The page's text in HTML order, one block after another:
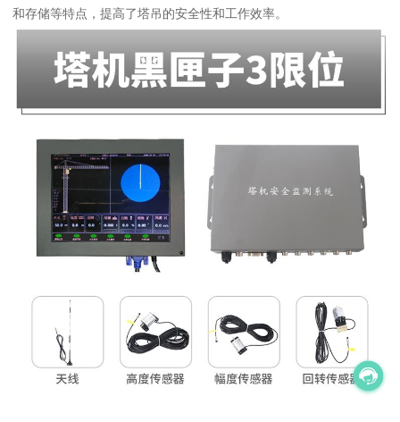
和存储等特点，提高了塔吊的安全性和工作效率。